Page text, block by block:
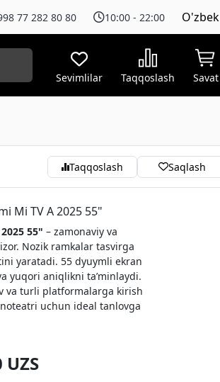
77 282 80 80 10:00 - 22:00 O'zbek
Sevimlilar Taqqoslash Savat
Taqqoslash Saqlash
Mi TV A 2025 55"
55" – zamonaviy va
Nozik ramkalar tasvirga
yaratadi. 55 dyuymli ekran
yuqori aniqlikni ta’minlaydi.
va turli platformalarga kirish
uchun ideal tanlovga
UZS